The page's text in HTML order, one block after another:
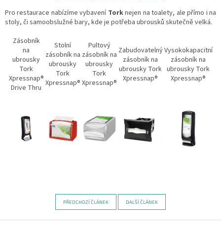
Pro restaurace nabízíme vybavení Torknejen na toalety, ale přímo i na
stoly, či samoobslužné bary, kde je potřeba ubrousků skutečně velká.
Zásobník
na
ubrousky
Tork
Xpressnap®
Drive Thru
Stolní
zásobník na
ubrousky
Tork
Xpressnap®
Pultový
zásobník na
ubrousky
Tork
Xpressnap®
Zabudovatelný
zásobník na
ubrousky Tork
Xpressnap®
Vysokokapacitní
zásobník na
ubrousky Tork
Xpressnap®
PŘEDCHOZÍ ČLÁNEK DALŠÍ ČLÁNEK